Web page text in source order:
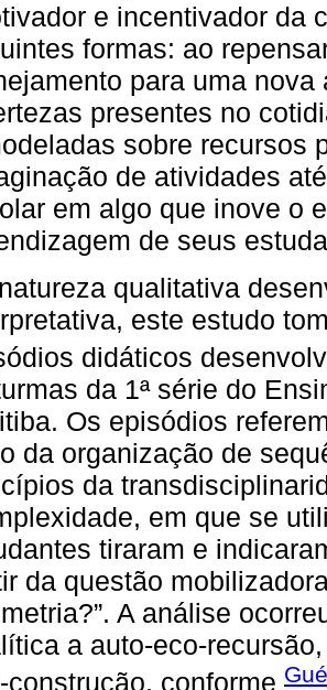
e incentivador da
formas: ao
para uma
presentes no
sobre recursos
de atividades
em algo que inove o
de seus
qualitativa
este estudo
didáticos
da 1ª série do
Os episódios
da organização de
da
em que se
tiraram e
da questão
A análise
a auto-eco-
construção, conforme